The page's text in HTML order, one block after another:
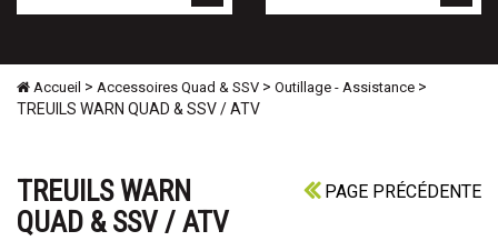
Accueil > Accessoires Quad & SSV > Outillage - Assistance >
TREUILS WARN QUAD & SSV / ATV
PAGE PRÉCÉDENTE
TREUILS WARN
QUAD & SSV / ATV